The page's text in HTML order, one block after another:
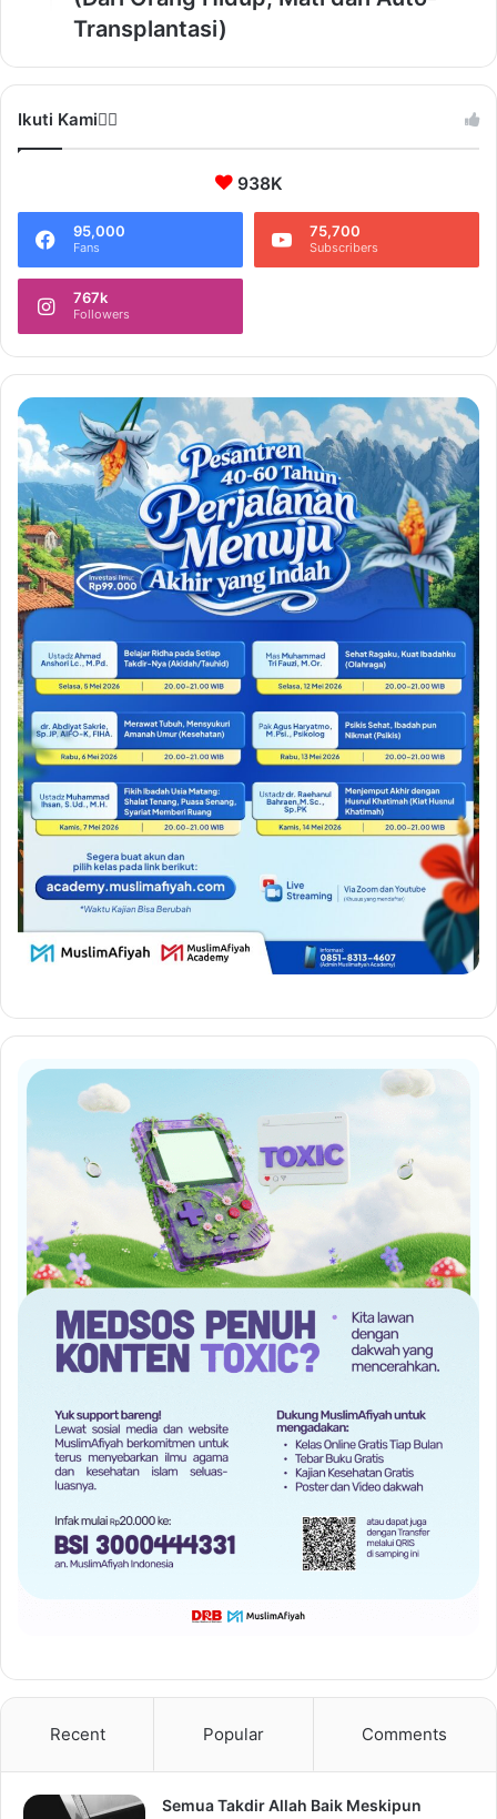
Transplantasi)
Ikuti Kami❤️‍🔥
938K
95,000
Fans
75,700
Subscribers
767k
Followers
Recent Popular Comments
Semua Takdir Allah Baik Meskipun